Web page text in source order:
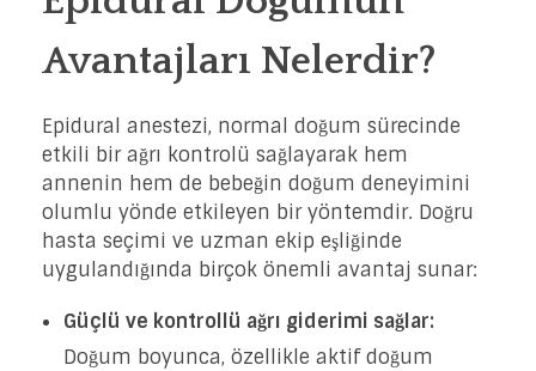
Avantajları Nelerdir?
Epidural anestezi, normal doğum sürecinde
etkili bir ağrı kontrolü sağlayarak hem
annenin hem de bebeğin doğum deneyimini
olumlu yönde etkileyen bir yöntemdir. Doğru
hasta seçimi ve uzman ekip eşliğinde
uygulandığında birçok önemli avantaj sunar:
Güçlü ve kontrollü ağrı giderimi sağlar:
Doğum boyunca, özellikle aktif doğum